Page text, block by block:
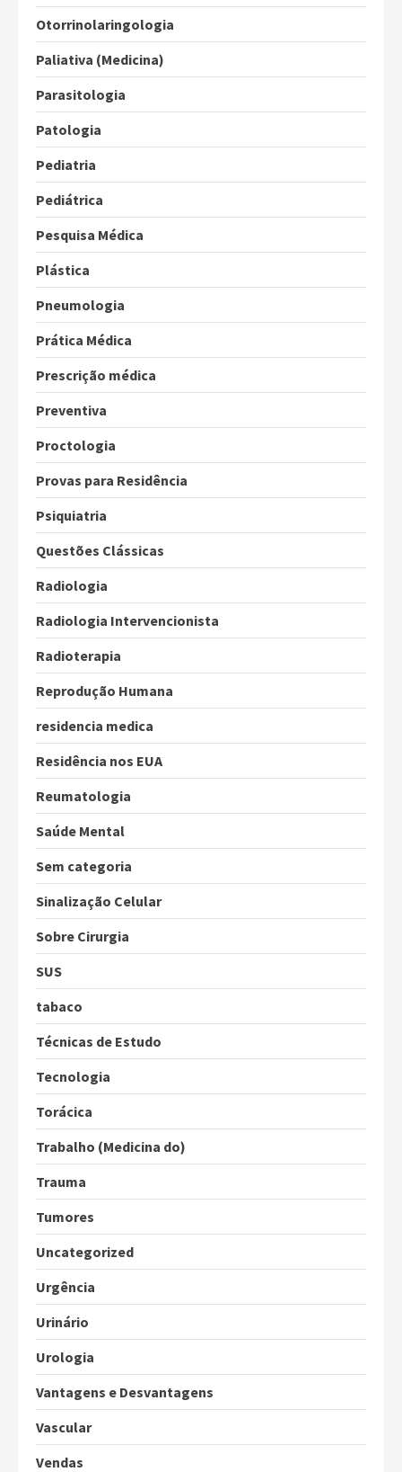
Otorrinolaringologia
Paliativa (Medicina)
Parasitologia
Patologia
Pediatria
Pediátrica
Pesquisa Médica
Plástica
Pneumologia
Prática Médica
Prescrição médica
Preventiva
Proctologia
Provas para Residência
Psiquiatria
Questões Clássicas
Radiologia
Radiologia Intervencionista
Radioterapia
Reprodução Humana
residencia medica
Residência nos EUA
Reumatologia
Saúde Mental
Sem categoria
Sinalização Celular
Sobre Cirurgia
SUS
tabaco
Técnicas de Estudo
Tecnologia
Torácica
Trabalho (Medicina do)
Trauma
Tumores
Uncategorized
Urgência
Urinário
Urologia
Vantagens e Desvantagens
Vascular
Vendas